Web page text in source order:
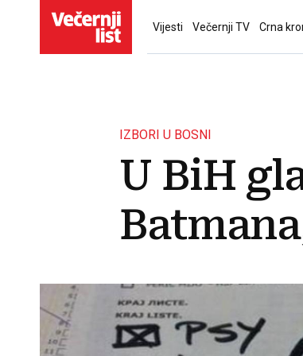
Vijesti Večernji TV Crna
IZBORI U BOSNI
U BiH